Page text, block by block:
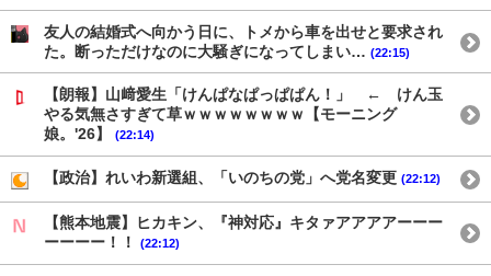
友人の結婚式へ向かう日に、トメから車を出せと要求され
た。断っただけなのに大騒ぎになってしまい… (22:15)
【朗報】山﨑愛生「けんぱなぱっぱぱん！」 ← けん玉
やる気無さすぎて草ｗｗｗｗｗｗｗｗ【モーニング
娘。'26】
(22:14)
【政治】れいわ新選組、「いのちの党」へ党名変更 (22:12)
【熊本地震】ヒカキン、『神対応』キタァアアアアーーー
ーーーー！！
(22:12)